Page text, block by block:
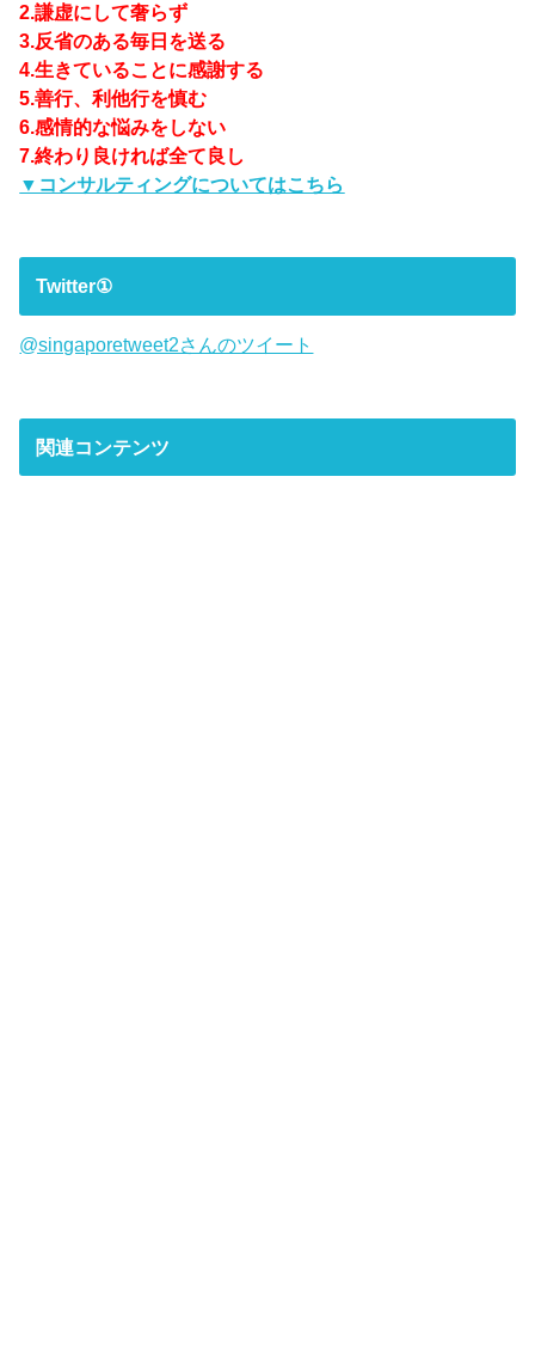
2.謙虚にして奢らず
3.反省のある毎日を送る
4.生きていることに感謝する
5.善行、利他行を慎む
6.感情的な悩みをしない
7.終わり良ければ全て良し
▼コンサルティングについてはこちら
Twitter①
@singaporetweet2さんのツイート
関連コンテンツ